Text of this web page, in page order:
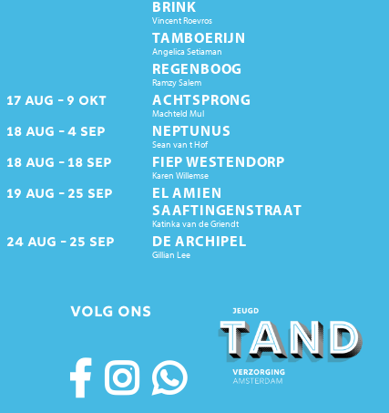
BRINK
Vincent Roevros
TAMBOERIJN
Angelica Setiaman
REGENBOOG
Ramzy Salem
17 AUG 9 OKT ACHTSPRONG
Machteld Mul
18 AUG 4 SEP NEPTUNUS
Sean van t Hof
18 AUG 18 SEP FIEP WESTENDORP
Karen Willemse
19 AUG 25 SEP
EL AMIEN
SAAFTINGENSTRAAT
Katinka van de Griendt
24 AUG 25 SEP DE ARCHIPEL
Gillian Lee
VOLG ONS